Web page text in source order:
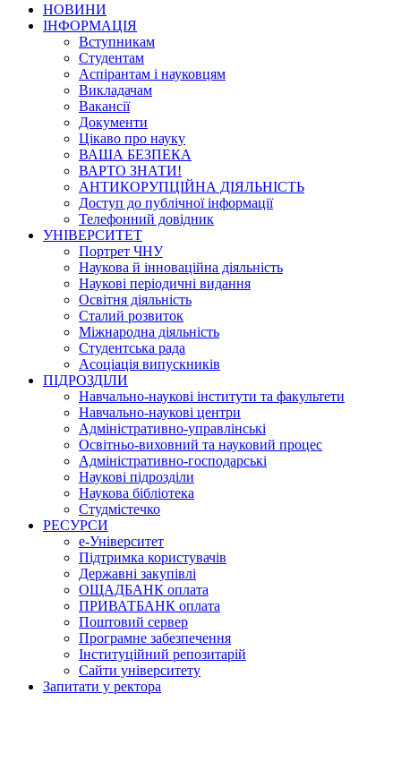
НОВИНИ
ІНФОРМАЦІЯ
Вступникам
Студентам
Аспірантам і науковцям
Викладачам
Вакансії
Документи
Цікаво про науку
ВАША БЕЗПЕКА
ВАРТО ЗНАТИ!
АНТИКОРУПЦІЙНА ДІЯЛЬНІСТЬ
Доступ до публічної інформації
Телефонний довідник
УНІВЕРСИТЕТ
Портрет ЧНУ
Наукова й інноваційна діяльність
Наукові періодичні видання
Освітня діяльність
Сталий розвиток
Міжнародна діяльність
Студентська рада
Асоціація випускників
ПІДРОЗДІЛИ
Навчально-наукові інститути та факультети
Навчально-наукові центри
Адміністративно-управлінські
Освітньо-виховний та науковий процес
Адміністративно-господарські
Наукові підрозділи
Наукова бібліотека
Студмістечко
РЕСУРСИ
е-Університет
Підтримка користувачів
Державні закупівлі
ОЩАДБАНК оплата
ПРИВАТБАНК оплата
Поштовий сервер
Програмне забезпечення
Інституційний репозитарій
Сайти університету
Запитати у ректора